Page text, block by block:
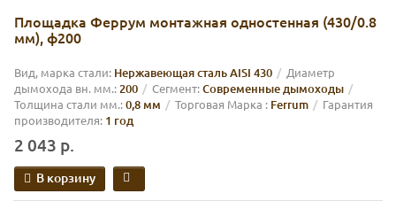
Площадка Феррум монтажная одностенная (430/0.8
мм), ф200
Вид, марка стали: Нержавеющая сталь AISI 430
Диаметр
дымохода вн. мм.:200 Сегмент:Современные дымоходы
Толщина стали мм.:0,8 мм Торговая Марка : Ferrum
Гарантия
производителя: 1 год
2 043 р.
В корзину